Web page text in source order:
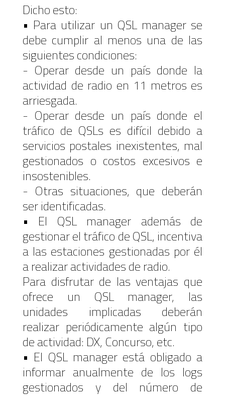
Dicho esto:
• Para utilizar un QSL manager se
debe cumplir al menos una de las
siguientes condiciones:
- Operar desde un país donde la
actividad de radio en 11 metros es
arriesgada.
- Operar desde un país donde el
tráfico de QSLs es difícil debido a
servicios postales inexistentes, mal
gestionados o costos excesivos e
insostenibles.
- Otras situaciones, que deberán
ser identificadas.
• El QSL manager además de
gestionar el tráfico de QSL, incentiva
a las estaciones gestionadas por él
a realizar actividades de radio.
Para disfrutar de las ventajas que
ofrece un QSL manager, las
unidades implicadas deberán
realizar periódicamente algún tipo
de actividad: DX, Concurso, etc.
• El QSL manager está obligado a
informar anualmente de los logs
gestionados y del número de